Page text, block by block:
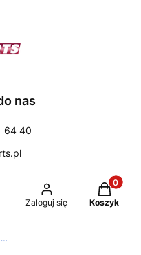
nas
64 40
Zaloguj się Koszyk